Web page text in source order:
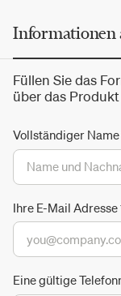
Informationen
Füllen Sie das
über das
Vollständiger Name
Ihre E-Mail Adresse
Eine gültige